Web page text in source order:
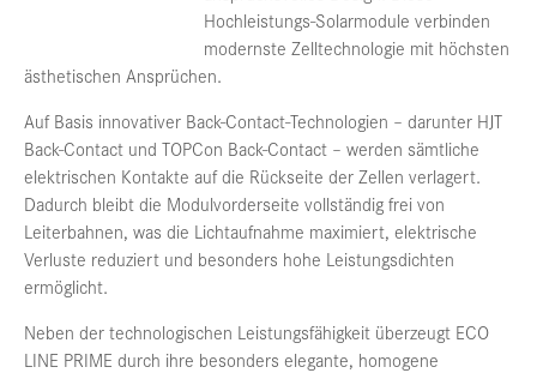
Hochleistungs-Solarmodule verbinden
modernste Zelltechnologie mit höchsten
ästhetischen Ansprüchen.
Auf Basis innovativer Back-Contact-Technologien – darunter HJT
Back-Contact und TOPCon Back-Contact – werden sämtliche
elektrischen Kontakte auf die Rückseite der Zellen verlagert.
Dadurch bleibt die Modulvorderseite vollständig frei von
Leiterbahnen, was die Lichtaufnahme maximiert, elektrische
Verluste reduziert und besonders hohe Leistungsdichten
ermöglicht.
Neben der technologischen Leistungsfähigkeit überzeugt ECO
LINE PRIME durch ihre besonders elegante, homogene